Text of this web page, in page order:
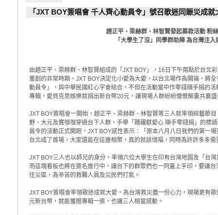
「JXT BOY簽唱會 千人齊心動員令」號召歌迷同賑災成就
趙正平、梁赫群、林智賢發起募款活動 粉
「大學生了沒」同學群助陣 為台灣注
由趙正平、梁赫群、林智賢組成的「JXT BOY」，16日下午兩點於台北
重創的非常時期，JXT BOY決定化小愛為大愛，以台北場作為開端，將
動員令」，與中華民國紅心字會結合，不但在活動當中作零錢順手捐的
專輯，愛貝克思娛樂就捐出新台幣20元，讓現場人群紛紛慷慨解囊共襄
JXT BOY簽唱會一開始，趙正平、梁赫群、林智賢等三人就率領綜藝節
野、大元及寶咖咖穿過台下人群、手舉「踴躍獻愛心 順手零錢捐」的標
員令的活動正式開跑，JXT BOY感性表示：「原本八月八日我們的第一
台北成了首場，大家還能在這邊相聚，真的就該惜福，同時為許許多多
JXT BOY三人也以師兄的身分，率領六位大學生在印有台灣地圖及「台
而這塊看板也將在簽名進行中，讓台下的群眾們也一同蓋上手印，要讓
往災區，為辛苦的救難人員及災民們打氣。
JXT BOY簽唱會率領歌迷成就大愛，為台灣救災盡一份心力，現場更有
元新台幣，就能獲贈專輯一張，也讓三人相當感動。